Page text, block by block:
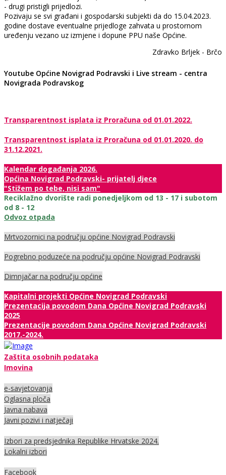
- drugi pristigli prijedlozi.
Pozivaju se svi građani i gospodarski subjekti da do 15.04.2023.
godine dostave eventualne prijedloge zahvata u prostornom
uređenju vezano uz izmjene i dopune PPU naše Općine.
Zdravko Brljek - Brčo
Youtube Općine Novigrad Podravski i Live stream - centra
Novigrada Podravskog
Transparentnost isplata iz Proračuna od 01.01.2022.
Transparentnost isplata iz Proračuna od 01.01.2020. do
31.12.2021.
Kalendar događanja 2026.
Općina Novigrad Podravski- prijatelj djece
"Stižem po tebe, nisi sam"
Reciklažno dvorište radi ponedjeljkom od 13 - 17 i subotom
od 8 - 12
Odvoz otpada
Mrtvozornici na području općine Novigrad Podravski
Pogrebno poduzeće na području općine Novigrad Podravski
Dimnjačar na području općine
Kapitalni projekti Općine Novigrad Podravski
Prezentacija povodom Dana Općine Novigrad Podravski
2025
Prezentacije povodom Dana Općine Novigrad Podravski
2017.-2024.
Zaštita osobnih podataka
Imovina
e-savjetovanja
Oglasna ploča
Javna nabava
Javni pozivi i natječaji
Izbori za predsjednika Republike Hrvatske 2024.
Lokalni izbori
Facebook